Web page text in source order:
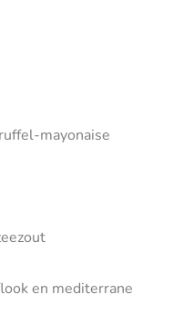
mayonaise
en mediterrane